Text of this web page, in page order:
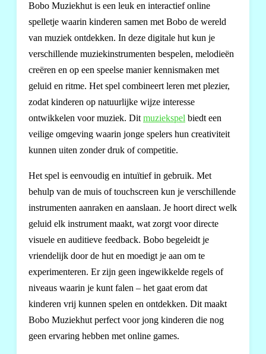
Bobo Muziekhut is een leuk en interactief online
spelletje waarin kinderen samen met Bobo de wereld
van muziek ontdekken. In deze digitale hut kun je
verschillende muziekinstrumenten bespelen, melodieën
creëren en op een speelse manier kennismaken met
geluid en ritme. Het spel combineert leren met plezier,
zodat kinderen op natuurlijke wijze interesse
ontwikkelen voor muziek. Dit muziekspel biedt een
veilige omgeving waarin jonge spelers hun creativiteit
kunnen uiten zonder druk of competitie.
Het spel is eenvoudig en intuïtief in gebruik. Met
behulp van de muis of touchscreen kun je verschillende
instrumenten aanraken en aanslaan. Je hoort direct welk
geluid elk instrument maakt, wat zorgt voor directe
visuele en auditieve feedback. Bobo begeleidt je
vriendelijk door de hut en moedigt je aan om te
experimenteren. Er zijn geen ingewikkelde regels of
niveaus waarin je kunt falen – het gaat erom dat
kinderen vrij kunnen spelen en ontdekken. Dit maakt
Bobo Muziekhut perfect voor jong kinderen die nog
geen ervaring hebben met online games.